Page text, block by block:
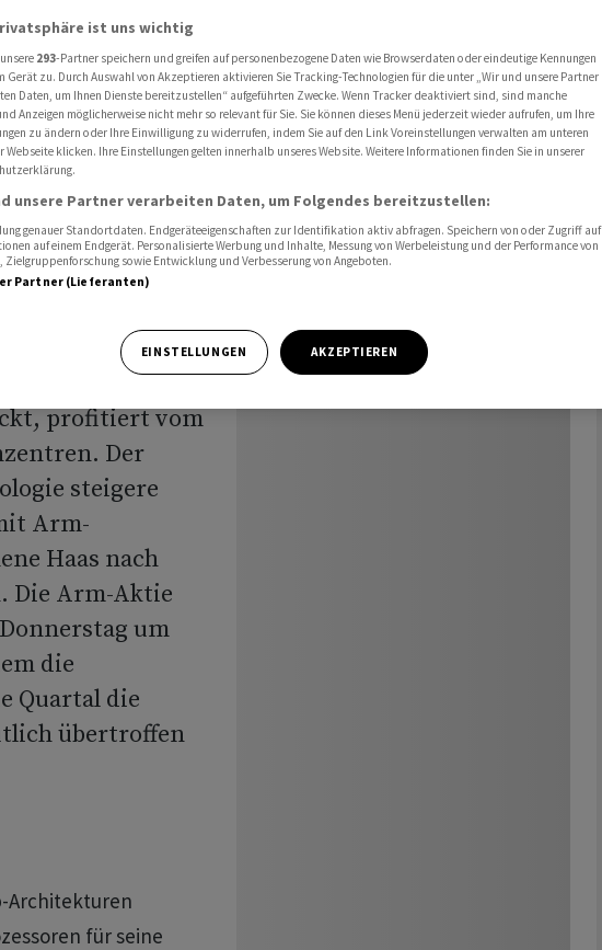
Prozent Kurssprung
in
profitiert vom
Der
steigere
Arm-
Haas nach
Die Arm-Aktie
um
die
Quartal die
übertroffen
Architekturen
für seine
ist uns wichtig
293-Partner speichern und greifen auf personenbezogene Daten wie Browserdaten oder eindeutige Kennungen
Gerät zu. Durch Auswahl von Akzeptieren aktivieren Sie Tracking-Technologien für die unter „Wir und unsere Partner
Daten, um Ihnen Dienste bereitzustellen“ aufgeführten Zwecke. Wenn Tracker deaktiviert sind, sind manche
Anzeigen möglicherweise nicht mehr so relevant für Sie. Sie können dieses Menü jederzeit wieder aufrufen, um Ihre
zu ändern oder Ihre Einwilligung zu widerrufen, indem Sie auf den Link Voreinstellungen verwalten am unteren
Webseite klicken. Ihre Einstellungen gelten innerhalb unseres Website. Weitere Informationen finden Sie in unserer
unsere Partner verarbeiten Daten, um Folgendes bereitzustellen:
genauer Standortdaten. Endgeräteeigenschaften zur Identifikation aktiv abfragen. Speichern von oder Zugriff auf
auf einem Endgerät. Personalisierte Werbung und Inhalte, Messung von Werbeleistung und der Performance von
Zielgruppenforschung sowie Entwicklung und Verbesserung von Angeboten.
Partner (Lieferanten)
EINSTELLUNGEN AKZEPTIEREN